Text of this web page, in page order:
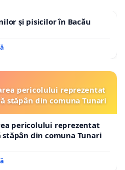
și pisicilor în Bacău
pericolului reprezentat
stăpân din comuna Tunari
pericolului reprezentat
din comuna Tunari